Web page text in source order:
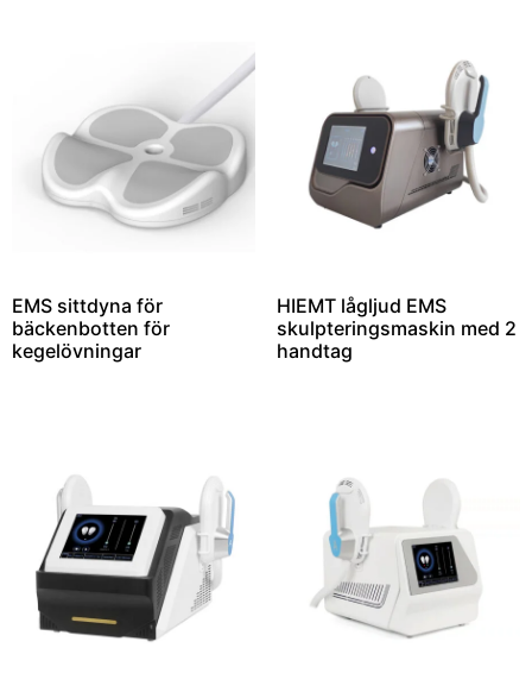
EMS sittdyna för
bäckenbotten för
kegelövningar
HIEMT lågljud EMS
skulpteringsmaskin med 2
handtag